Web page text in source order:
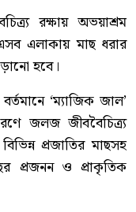
রক্ষায় অভয়াশ্রম
এলাকায় মাছ ধরার
হবে।
‘ম্যাজিক জাল’
জলজ জীববৈচিত্র্য
প্রজাতির মাছসহ
প্রজনন ও প্রাকৃতিক